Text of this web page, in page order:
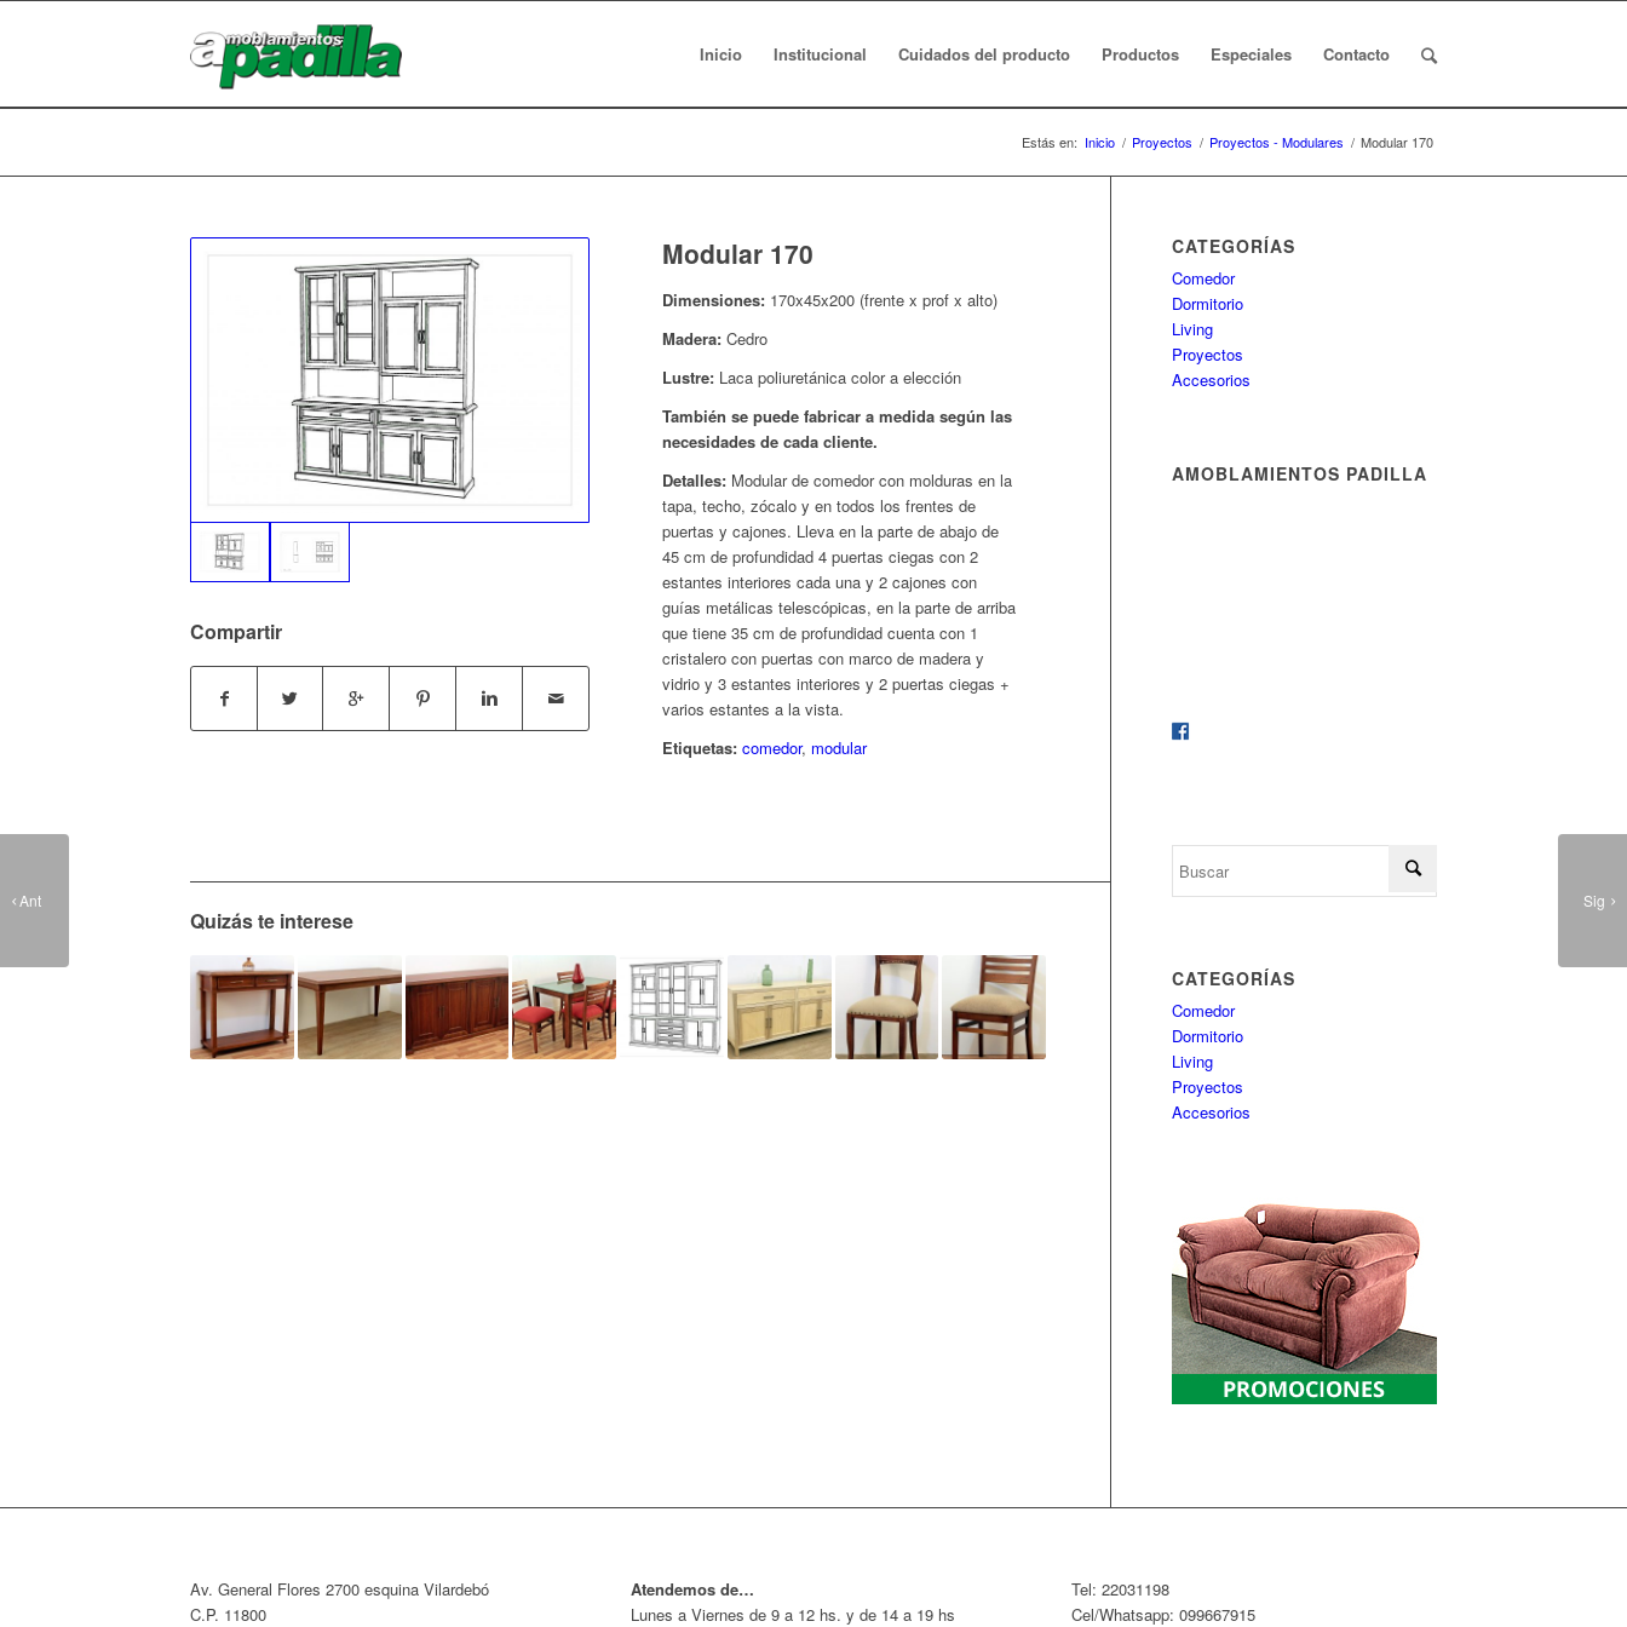
Inicio Institucional Cuidados del producto Productos Especiales Contacto
Estás en: Inicio / Proyectos / Proyectos - Modulares / Modular 170
Compartir
Modular 170
Dimensiones: 170x45x200 (frente x prof x alto)
Madera: Cedro
Lustre: Laca poliuretánica color a elección
También se puede fabricar a medida según las
necesidades de cada cliente.
Detalles: Modular de comedor con molduras en la
tapa, techo, zócalo y en todos los frentes de
puertas y cajones. Lleva en la parte de abajo de
45 cm de profundidad 4 puertas ciegas con 2
estantes interiores cada una y 2 cajones con
guías metálicas telescópicas, en la parte de arriba
que tiene 35 cm de profundidad cuenta con 1
cristalero con puertas con marco de madera y
vidrio y 3 estantes interiores y 2 puertas ciegas +
varios estantes a la vista.
Etiquetas: comedor, modular
Quizás te interese
CATEGORÍAS
Comedor
Dormitorio
Living
Proyectos
Accesorios
AMOBLAMIENTOS PADILLA
CATEGORÍAS
Comedor
Dormitorio
Living
Proyectos
Accesorios
Av. General Flores 2700 esquina Vilardebó
C.P. 11800
Atendemos de…
Lunes a Viernes de 9 a 12 hs. y de 14 a 19 hs
Tel: 22031198
Cel/Whatsapp: 099667915
Sig
Ant